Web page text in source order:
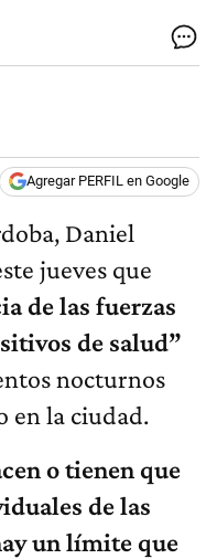
Agregar PERFIL en Google
Daniel
jueves que
de las fuerzas
de salud”
nocturnos
en la ciudad.
o tienen que
de las
un límite que